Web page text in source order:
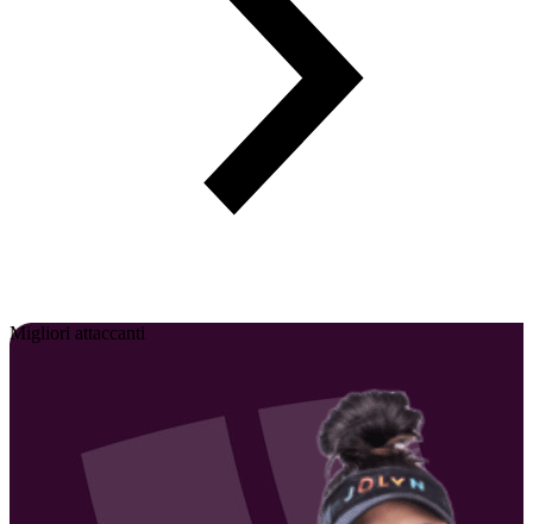
Migliori attaccanti